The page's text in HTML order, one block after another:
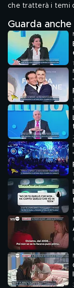
che tratterà i temi
Guarda anche